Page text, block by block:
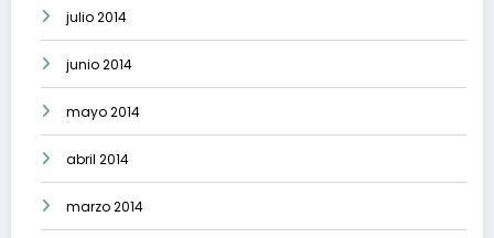
julio 2014
junio 2014
mayo 2014
abril 2014
marzo 2014